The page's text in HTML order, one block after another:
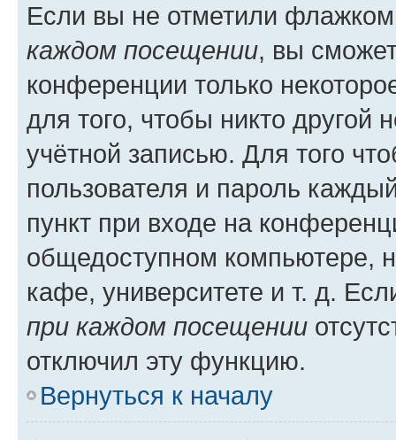
Если вы не отметили
каждом посещении, вы
конференции только
для того, чтобы никто другой
учётной записью. Для того
пользователя и пароль
пункт при входе на
общедоступном компьютере,
кафе, университете и т. д.
при каждом посещении
отключил эту функцию.
Вернуться к началу